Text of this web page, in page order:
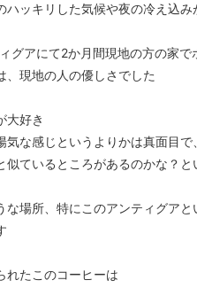
ハッキリした気候や夜の冷え込
グアにて2か月間現地の方の家で
、現地の人の優しさでした
大好き
な感じというよりかは真面目
ているところがあるのかな？と
場所、特にこのアンティグアと
れたこのコーヒーは